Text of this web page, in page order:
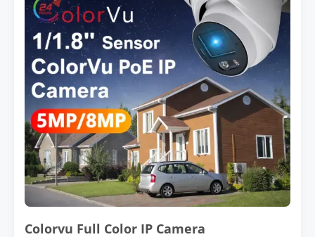
Colorvu Full Color IP Camera